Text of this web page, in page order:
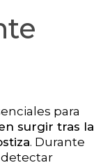
para
surgir tras la
. Durante
detectar